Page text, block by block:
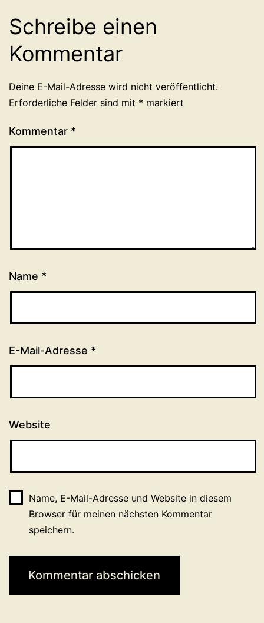
Schreibe einen
Kommentar
Deine E-Mail-Adresse wird nicht veröffentlicht.
Erforderliche Felder sind mit * markiert
Kommentar *
Name *
E-Mail-Adresse *
Website
Name, E-Mail-Adresse und Website in diesem
Browser für meinen nächsten Kommentar
speichern.